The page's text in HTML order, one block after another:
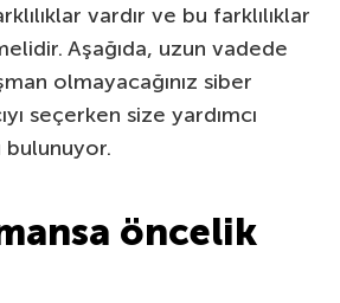
vardır ve bu farklılıklar
Aşağıda, uzun vadede
olmayacağınız siber
seçerken size yardımcı
öncelik